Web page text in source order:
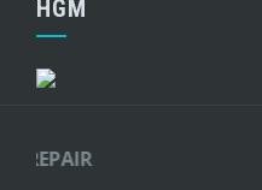
HGM